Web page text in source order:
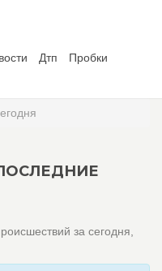
Дтп
Пробки
за сегодня,